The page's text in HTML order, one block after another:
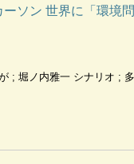
環境問題」の存在を気づかせた海洋生物学
; 堀ノ内雅一 シナリオ ;